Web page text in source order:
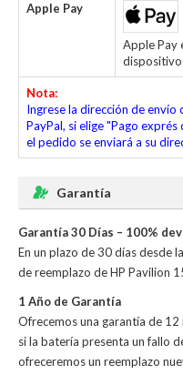
Apple Pay
Apple Pay
Nota:
Ingrese la dirección de envío
PayPal, si elige "Pago
el pedido se enviará a su
Garantía
Garantía 30 Días – 100%
En un plazo de 30 días desde
de reemplazo de HP Pavilion
1 Año de Garantía
Ofrecemos una garantía de
si la batería presenta un fallo
ofreceremos un reemplazo